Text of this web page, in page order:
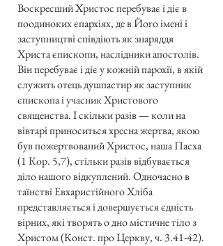
Воскресший Христос перебуває і діє в
поодиноких єпархіях, де в Його імені і
заступництві співдіють як знаряддя
Христа єпископи, наслідники апостолів.
Він перебуває і діє у кожній парохії, в якій
служить отець душпастир як заступник
єпископа і учасник Христового
священства. І скільки разів — коли на
вівтарі приноситься хресна жертва, якою
був пожертвований Христос, наша Пасха
(1 Кор. 5,7), стільки разів відбувається
діло нашого відкуплений. Одночасно в
таїнстві Евхаристійного Хліба
представляється і довершується єдність
вірних, які творять о дно містичне тіло з
Христом (Конст. про Церкву, ч. 3.41-42).